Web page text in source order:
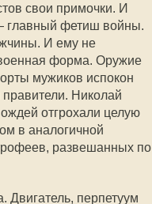
свои примочки. И
главный фетиш войны.
И ему не
форма. Оружие
мужиков испокон
Николай
отгрохали целую
в аналогичной
развешанных по
перпетуум